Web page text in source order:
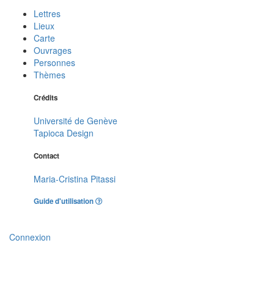
Lettres
Lieux
Carte
Ouvrages
Personnes
Thèmes
Crédits
Université de Genève
Tapioca Design
Contact
Maria-Cristina Pitassi
Guide d'utilisation
Connexion